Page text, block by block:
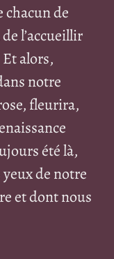
chacun de
l’accueillir
alors,
notre
fleurira,
été là,
de notre
et dont nous